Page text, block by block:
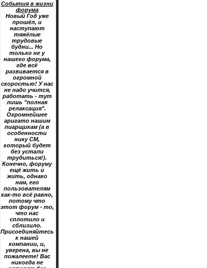
События в жизни
форума
Новый Год уже
прошёл, и
наступают
тяжёлые
трудовые
будни... Но
только не у
нашего форума,
где всё
развивается в
огромной
скоростью! У нас
не надо учится,
работать - тут
лишь "полная
релаксация".
Огромнейшее
аригато нашим
пиарщикам (а в
особенности
нику CM,
который будет
без устали
трудиться!).
Конечно, форуму
ещё жить и
жить, однако
нам, его
пользователям
как-то всё равно,
потому что
этот форум - то,
что нас
сплотило и
сблизило.
Присоединяйтесь
к нашей
компании, и,
уверена, вы не
пожалеете! Вас
никогда не